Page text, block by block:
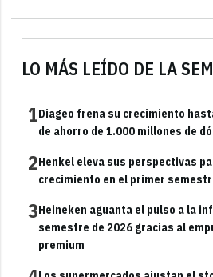
LO MÁS LEÍDO DE LA
1Diageo frena su crecimiento
de ahorro de 1.000 millones de
2Henkel eleva sus perspectivas
crecimiento en el primer
3Heineken aguanta el pulso a la
semestre de 2026 gracias al
premium